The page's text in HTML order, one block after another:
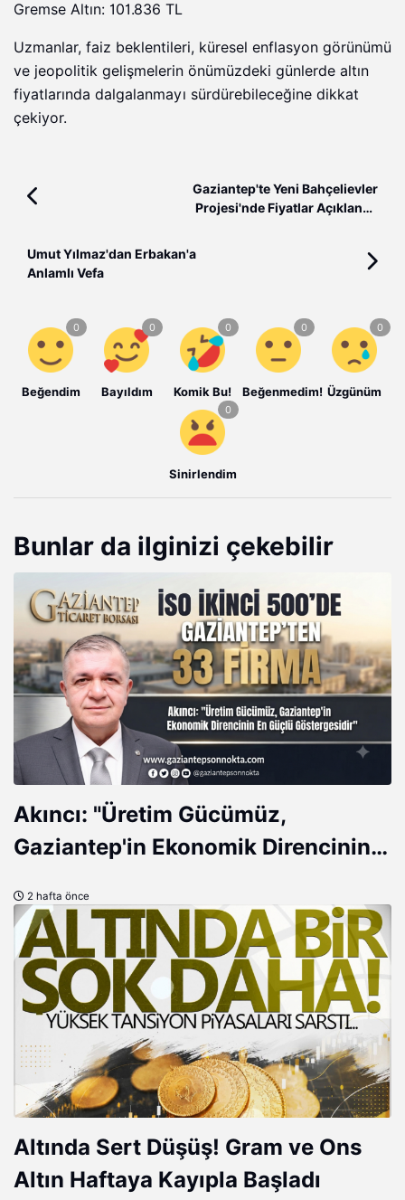
Gremse Altın: 101.836 TL
Uzmanlar, faiz beklentileri, küresel enflasyon görünümü
ve jeopolitik gelişmelerin önümüzdeki günlerde altın
fiyatlarında dalgalanmayı sürdürebileceğine dikkat
çekiyor.
Gaziantep'te Yeni Bahçelievler
Projesi'nde Fiyatlar Açıklandı:
Umut Yılmaz'dan Erbakan'a
Anlamlı Vefa
Beğendim Bayıldım Komik Bu! Beğenmedim! Üzgünüm
Sinirlendim
Bunlar da ilginizi çekebilir
Akıncı: "Üretim Gücümüz,
Gaziantep'in Ekonomik Direncinin
2 hafta önce
Altında Sert Düşüş! Gram ve Ons
Altın Haftaya Kayıpla Başladı